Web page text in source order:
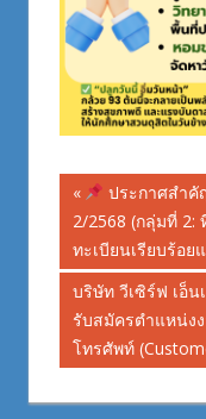
Post
Previous
Post:
ประกาศสำคั
2/2568 (กลุ่มที่ 2:
ทะเบียนเรียบร้อย
Next
Post:
บริษัท วีเซิร์ฟ เอ็น
รับสมัครตำแหน่ง
โทรศัพท์